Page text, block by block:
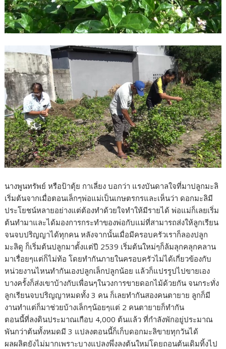
นางพูนทรัพย์ หรือป้าตุ้ย กาเลี่ยง บอกว่า แรงบันดาลใจที่มาปลูกมะลิ
เริ่มต้นจากเมื่อตอนเล็กๆพ่อแม่เป็นเกษตรกรและเห็นว่า ดอกมะลิมี
ประโยชน์หลายอย่างแต่ต้องทำด้วยใจทำให้มีรายได้ พ่อแม่ก็เลยเริ่ม
ต้นทำมาและได้มองการกระทำของพ่อกับแม่ที่สามารถส่งให้ลูกเรียน
จนจบปริญญาได้ทุกคน หลังจากนั้นเมื่อมีครอบครัวเราก็ลองปลูก
มะลิดู ก็เริ่มต้นปลูกมาตั้งแต่ปี 2539 เริ่มต้นใหม่ๆก็ล้มลุกคลุกคลาน
มาเรื่อยๆแต่ก็ไม่ท้อ โดยทำกันภายในครอบครัวไม่ได้เกี่ยวข้องกับ
หน่วยงานไหนทำกันเองปลูกเล็กปลูกน้อย แล้วก็แปรรูปไปขายเอง
บางครั้งก็ส่งเขาบ้างกับเพื่อนๆในวงการขายดอกไม้ด้วยกัน จนกระทั่ง
ลูกเรียนจบปริญญาหมดทั้ง 3 คน ก็เลยทำกันสองคนตายาย ลูกก็มี
งานทำแต่ก็มาช่วยบ้างเล็กๆน้อยๆแต่ 2 คนตายายก็ทำกัน
ตอนนี้ที่ลงดินประมาณเกือบ 4,000 ต้นแล้ว ที่กำลังพักอยู่ประมาณ
พันกว่าต้นทั้งหมดมี 3 แปลงตอนนี้ก็เก็บดอกมะลิขายทุกวันได้
ผลผลิตยังไม่มากเพราะบางแปลงพึ่งลงต้นใหม่โดยถอนต้นเดิมทิ้งไป